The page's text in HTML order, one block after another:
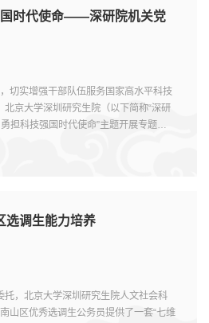
时代使命——深研院机关党
切实增强干部队伍服务国家高水平科技
京大学深圳研究生院（以下简称“深研
担科技强国时代使命”主题开展专题党
选调生能力培养
，北京大学深圳研究生院人文社会科
山区优秀选调生公务员提供了一套“七维